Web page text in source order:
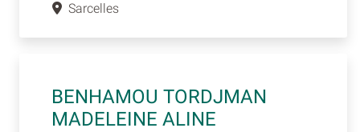
Sarcelles
BENHAMOU TORDJMAN
MADELEINE ALINE